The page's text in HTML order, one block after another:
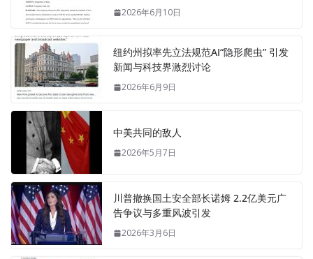
2026年6月10日
纽约州拟率先立法规范AI“隐形爬虫” 引发
新闻与科技界激烈讨论
2026年6月9日
中美共同的敌人
2026年5月7日
川普撤换国土安全部长诺姆 2.2亿美元广
告争议与多重风波引发
2026年3月6日